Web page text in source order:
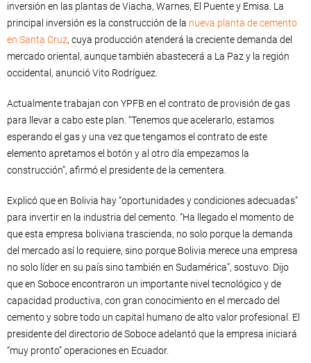
inversión en las plantas de Viacha, Warnes, El Puente y Emisa. La
principal inversión es la construcción de la nueva planta de cemento
en Santa Cruz, cuya producción atenderá la creciente demanda del
mercado oriental, aunque también abastecerá a La Paz y la región
occidental, anunció Vito Rodríguez.
Actualmente trabajan con YPFB en el contrato de provisión de gas
para llevar a cabo este plan. “Tenemos que acelerarlo, estamos
esperando el gas y una vez que tengamos el contrato de este
elemento apretamos el botón y al otro día empezamos la
construcción”, afirmó el presidente de la cementera.
Explicó que en Bolivia hay “oportunidades y condiciones adecuadas”
para invertir en la industria del cemento. “Ha llegado el momento de
que esta empresa boliviana trascienda, no solo porque la demanda
del mercado así lo requiere, sino porque Bolivia merece una empresa
no solo líder en su país sino también en Sudamérica”, sostuvo. Dijo
que en Soboce encontraron un importante nivel tecnológico y de
capacidad productiva, con gran conocimiento en el mercado del
cemento y sobre todo un capital humano de alto valor profesional. El
presidente del directorio de Soboce adelantó que la empresa iniciará
“muy pronto” operaciones en Ecuador.